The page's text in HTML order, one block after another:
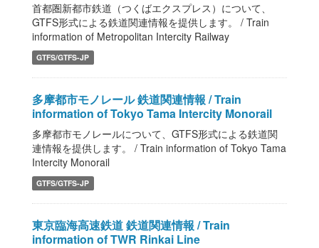
首都圏新都市鉄道（つくばエクスプレス）について、
GTFS形式による鉄道関連情報を提供します。 / Train
information of Metropolitan Intercity Railway
GTFS/GTFS-JP
多摩都市モノレール 鉄道関連情報 / Train
information of Tokyo Tama Intercity Monorail
多摩都市モノレールについて、GTFS形式による鉄道関
連情報を提供します。 / Train information of Tokyo Tama
Intercity Monorail
GTFS/GTFS-JP
東京臨海高速鉄道 鉄道関連情報 / Train
information of TWR Rinkai Line